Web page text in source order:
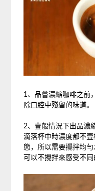
1、品嘗濃縮咖啡之前
除口腔中殘留的味道。
2、壹般情況下出品濃
滴落杯中時濃度都不
態，所以需要攪拌均
可以不攪拌來感受不同